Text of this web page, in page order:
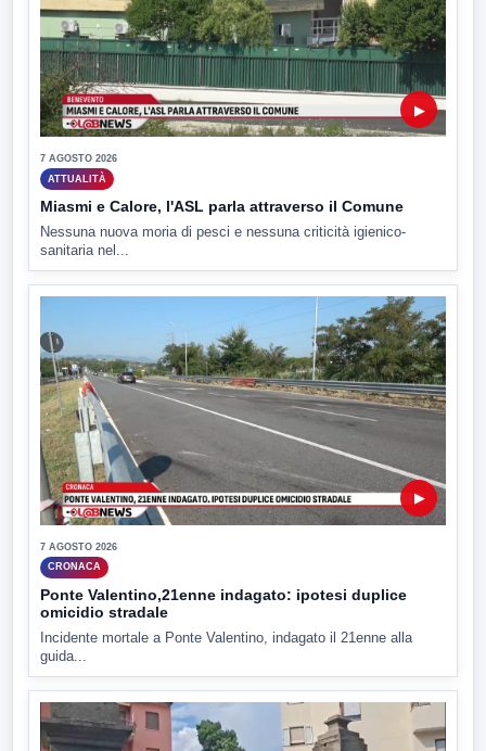
▶
7 AGOSTO 2026
ATTUALITÀ
Miasmi e Calore, l'ASL parla attraverso il Comune
Nessuna nuova moria di pesci e nessuna criticità igienico-
sanitaria nel...
▶
7 AGOSTO 2026
CRONACA
Ponte Valentino,21enne indagato: ipotesi duplice
omicidio stradale
Incidente mortale a Ponte Valentino, indagato il 21enne alla
guida...